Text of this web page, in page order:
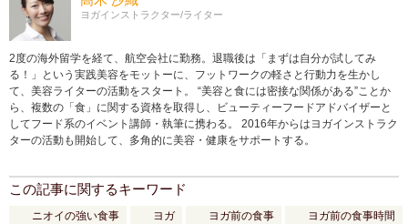
ヨガインストラクター/ライター
2度の海外留学を経て、航空会社に勤務。退職後は「まずは自分が試してみ
る！」という実践美容をモットーに、フットワークの軽さと行動力を生かし
て、美容ライターの活動をスタート。 “美容と食には密接な関係がある”ことか
ら、複数の「食」に関する資格を取得し、ビューティーフードアドバイザーと
してフード系のイベント講師・執筆に携わる。 2016年からはヨガインストラク
ターの活動も開始して、多角的に美容・健康をサポートする。
この記事に関するキーワード
ニオイの強い食事 ヨガ ヨガ前の食事 ヨガ前の食事時間